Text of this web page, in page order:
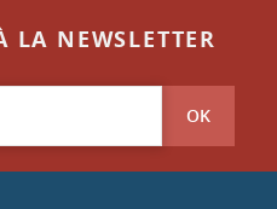
LA NEWSLETTER
OK